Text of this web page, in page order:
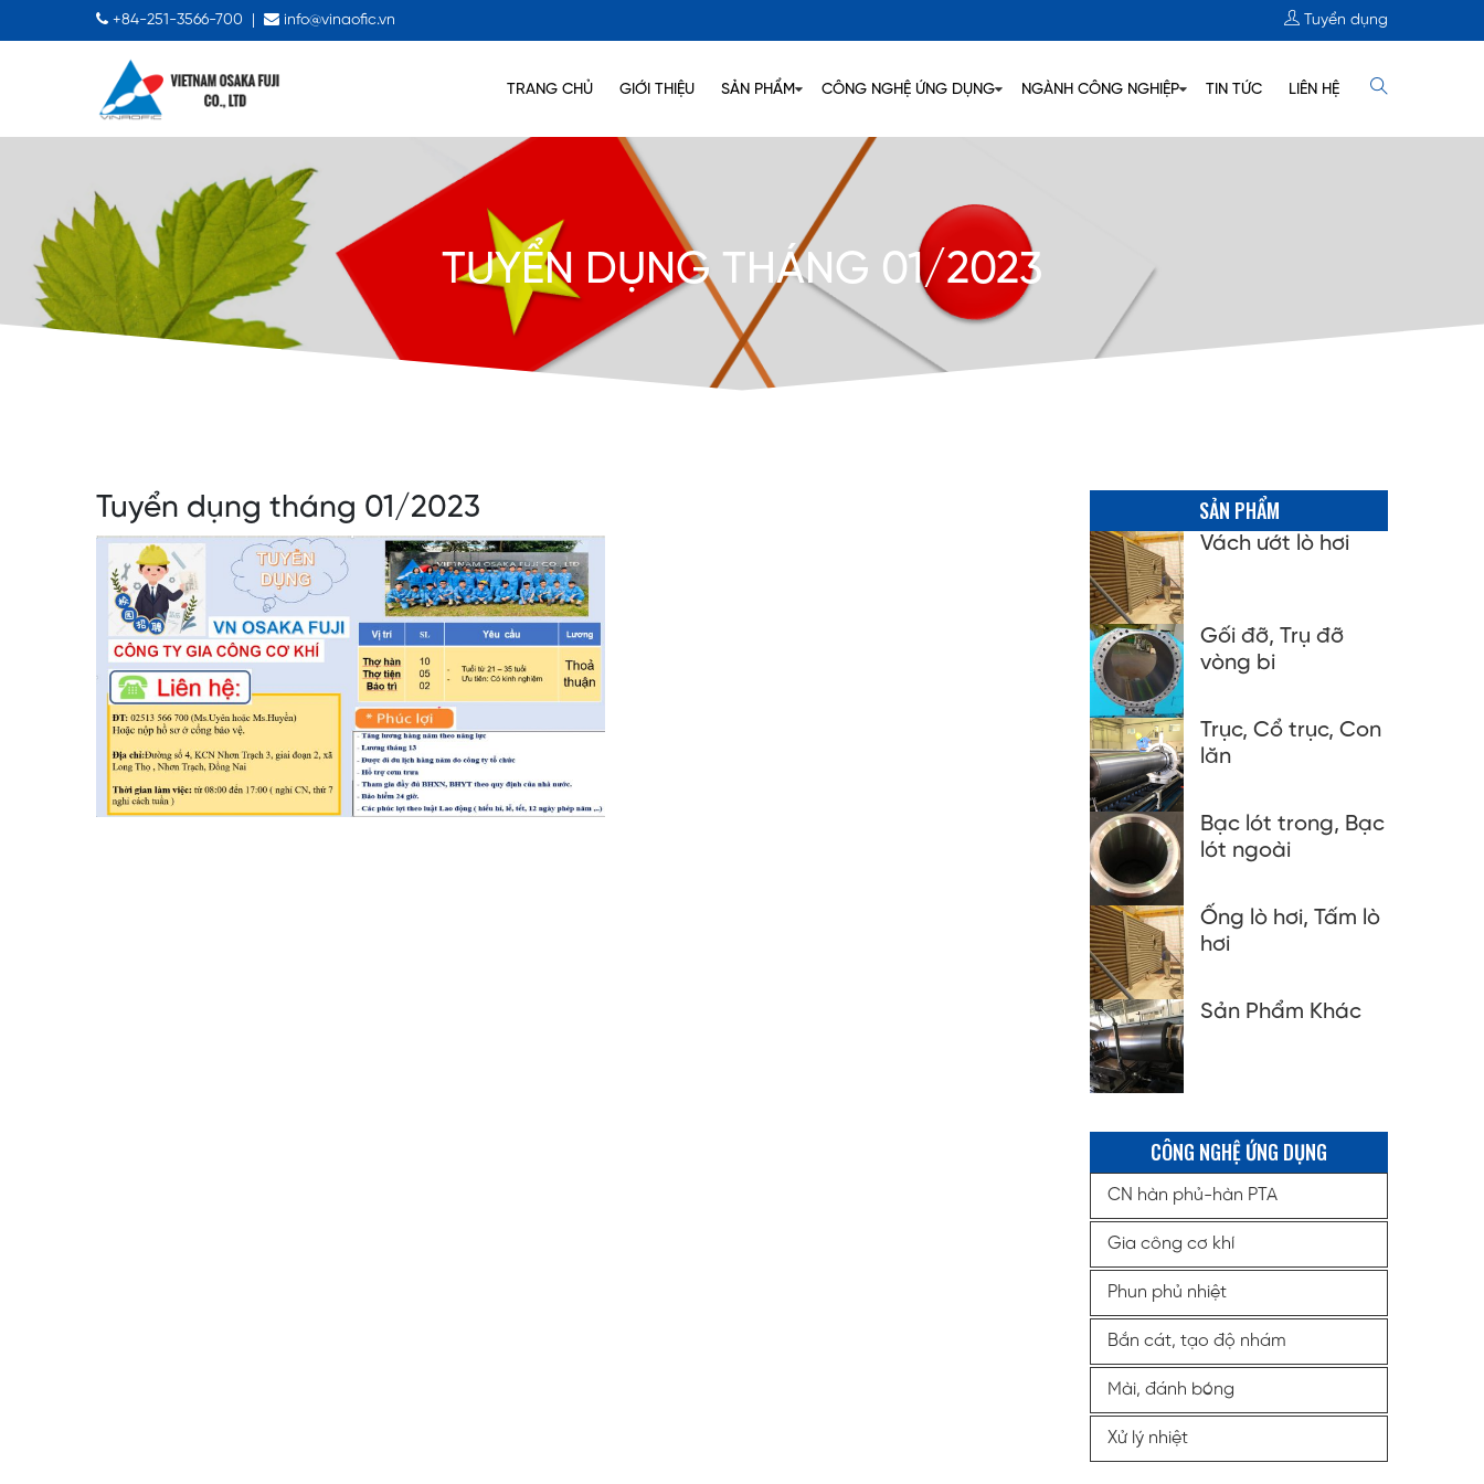
+84-251-3566-700 info@vinaofic.vn Tuyển dụng
TRANG CHỦ GIỚI THIỆU SẢN PHẨM CÔNG NGHỆ ỨNG DỤNG NGÀNH CÔNG NGHIỆP TIN TỨC LIÊN HỆ
TUYỂN DỤNG THÁNG 01/2023
Tuyển dụng tháng 01/2023 SẢN PHẨM
Vách ướt lò hơi
Gối đỡ, Trụ đỡ
vòng bi
Trục, Cổ trục, Con
lăn
Bạc lót trong, Bạc
lót ngoài
Ống lò hơi, Tấm lò
hơi
Sản Phẩm Khác
CÔNG NGHỆ ỨNG DỤNG
CN hàn phủ-hàn PTA
Gia công cơ khí
Phun phủ nhiệt
Bắn cát, tạo độ nhám
Mài, đánh bóng
Xử lý nhiệt